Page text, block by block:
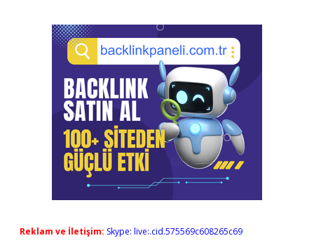
Reklam ve İletişim: Skype: live:.cid.575569c608265c69